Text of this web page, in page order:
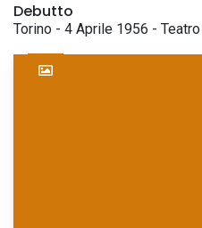
Debutto
Torino - 4 Aprile 1956 -